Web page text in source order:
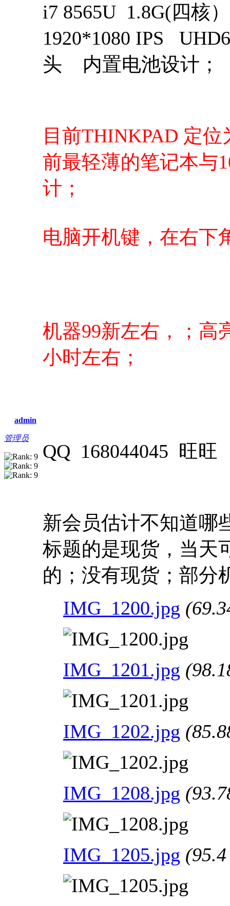
admin
管理员
i7 8565U 1.8G(四核
1920*1080 IPS
头 内置电池设计；
目前THINKPAD 定
前最轻薄的笔记本与
计；
电脑开机键，在右下
机器99新左右，；高
小时左右；
QQ 168044045 旺旺
新会员估计不知道哪
标题的是现货，当天
的；没有现货；部分
IMG_1200.jpg
IMG_1201.jpg
IMG_1202.jpg
IMG_1208.jpg
IMG_1205.jpg